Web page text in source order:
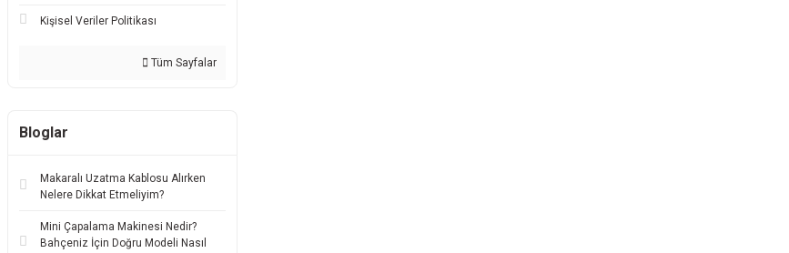
Kişisel Veriler Politikası
Tüm Sayfalar
Bloglar
Makaralı Uzatma Kablosu Alırken
Nelere Dikkat Etmeliyim?
Mini Çapalama Makinesi Nedir?
Bahçeniz İçin Doğru Modeli Nasıl